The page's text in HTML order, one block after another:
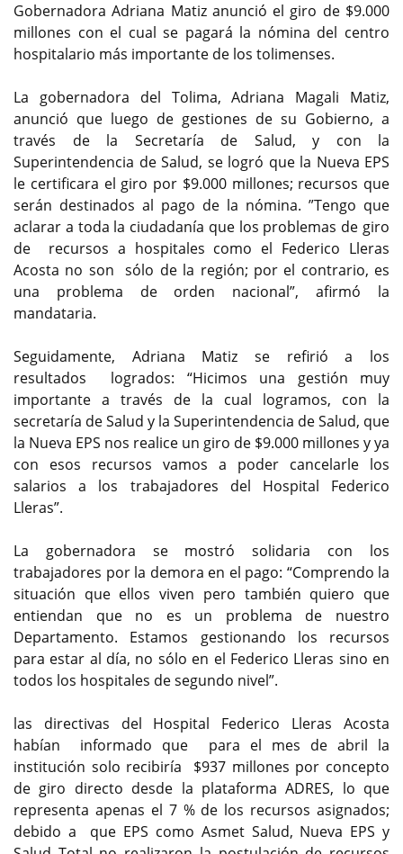
Gobernadora Adriana Matiz anunció el giro de $9.000
millones con el cual se pagará la nómina del centro
hospitalario más importante de los tolimenses.
La gobernadora del Tolima, Adriana Magali Matiz,
anunció que luego de gestiones de su Gobierno, a
través de la Secretaría de Salud, y con la
Superintendencia de Salud, se logró que la Nueva EPS
le certificara el giro por $9.000 millones; recursos que
serán destinados al pago de la nómina. ”Tengo que
aclarar a toda la ciudadanía que los problemas de giro
de recursos a hospitales como el Federico Lleras
Acosta no son sólo de la región; por el contrario, es
una problema de orden nacional”, afirmó la
mandataria.
Seguidamente, Adriana Matiz se refirió a los
resultados logrados: “Hicimos una gestión muy
importante a través de la cual logramos, con la
secretaría de Salud y la Superintendencia de Salud, que
la Nueva EPS nos realice un giro de $9.000 millones y ya
con esos recursos vamos a poder cancelarle los
salarios a los trabajadores del Hospital Federico
Lleras”.
La gobernadora se mostró solidaria con los
trabajadores por la demora en el pago: “Comprendo la
situación que ellos viven pero también quiero que
entiendan que no es un problema de nuestro
Departamento. Estamos gestionando los recursos
para estar al día, no sólo en el Federico Lleras sino en
todos los hospitales de segundo nivel”.
las directivas del Hospital Federico Lleras Acosta
habían informado que para el mes de abril la
institución solo recibiría $937 millones por concepto
de giro directo desde la plataforma ADRES, lo que
representa apenas el 7 % de los recursos asignados;
debido a que EPS como Asmet Salud, Nueva EPS y